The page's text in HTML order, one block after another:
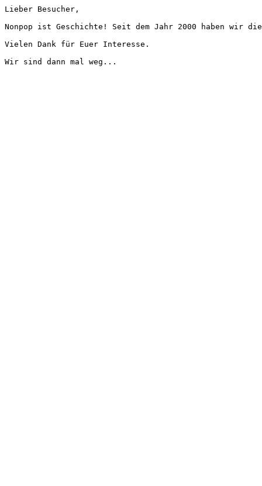
Lieber Besucher,
Nonpop ist Geschichte! Seit dem Jahr 2000 haben wir
Vielen Dank für Euer Interesse.
Wir sind dann mal weg...